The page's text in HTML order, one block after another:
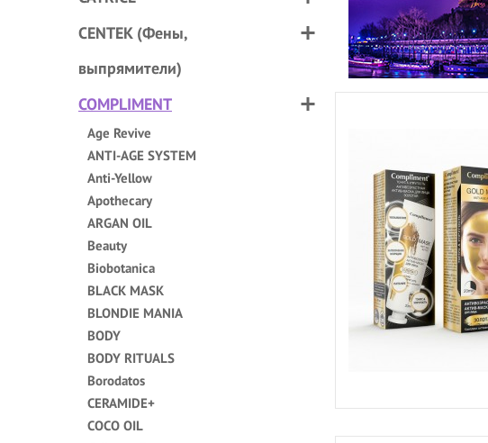
CENTEK (Фены,
выпрямители)
COMPLIMENT
Age Revive
ANTI-AGE SYSTEM
Anti-Yellow
Apothecary
ARGAN OIL
Beauty
Biobotanica
BLACK MASK
BLONDIE MANIA
BODY
BODY RITUALS
Borodatos
CERAMIDE+
COCO OIL